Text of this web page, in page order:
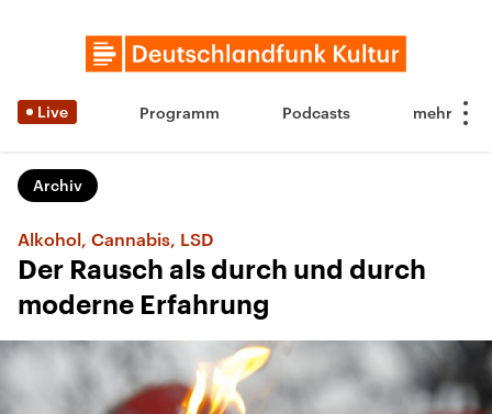
Live Programm Podcasts
Archiv
Alkohol, Cannabis, LSD
Der Rausch als durch und durch
moderne Erfahrung